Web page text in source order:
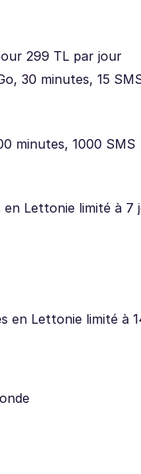
299 TL par jour
30 minutes, 15
minutes, 1000 SMS
Lettonie limité à
en Lettonie limité à